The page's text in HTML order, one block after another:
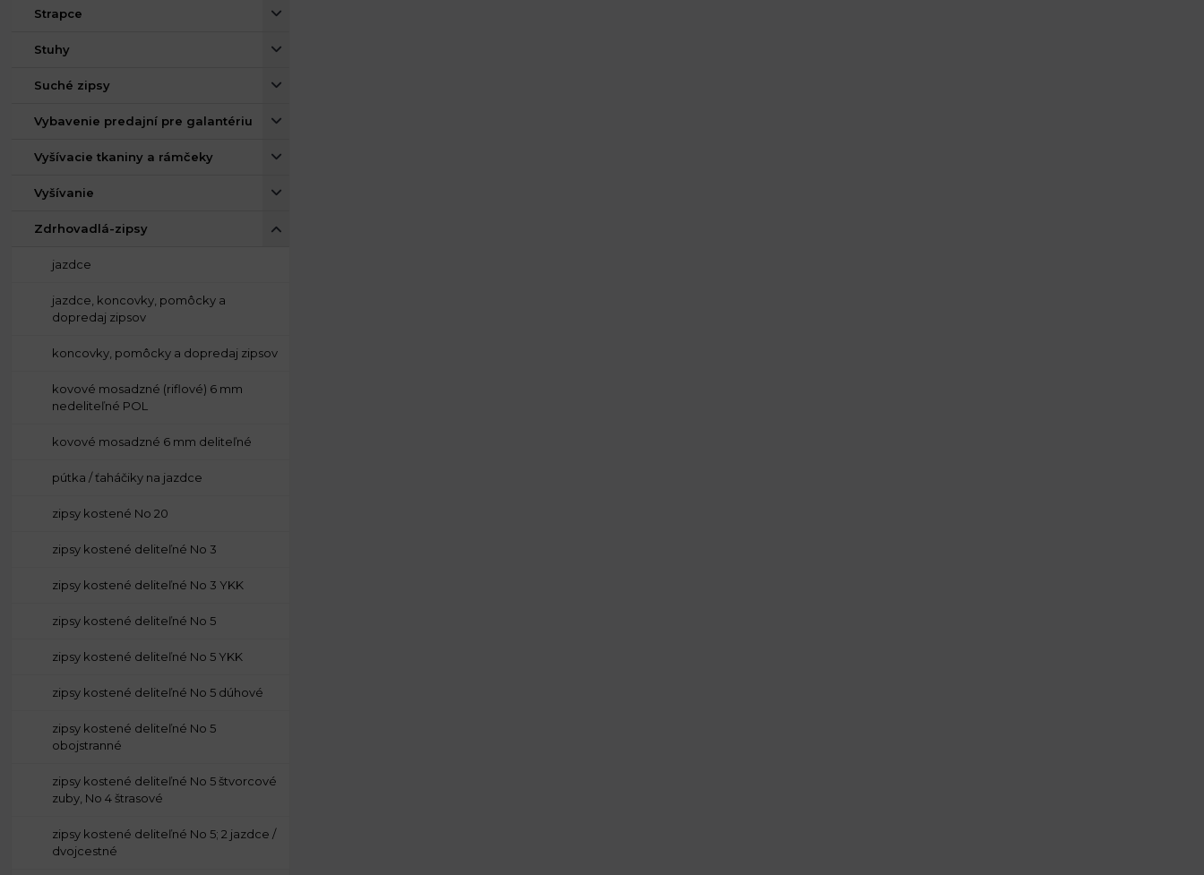
Strapce
Stuhy
Suché zipsy
Vybavenie predajní pre galantériu
Vyšívacie tkaniny a rámčeky
Vyšívanie
Zdrhovadlá-zipsy
jazdce
jazdce, koncovky, pomôcky a
dopredaj zipsov
koncovky, pomôcky a dopredaj zipsov
kovové mosadzné (riflové) 6 mm
nedeliteľné POL
kovové mosadzné 6 mm deliteľné
pútka / ťaháčiky na jazdce
zipsy kostené No 20
zipsy kostené deliteľné No 3
zipsy kostené deliteľné No 3 YKK
zipsy kostené deliteľné No 5
zipsy kostené deliteľné No 5 YKK
zipsy kostené deliteľné No 5 dúhové
zipsy kostené deliteľné No 5
obojstranné
zipsy kostené deliteľné No 5 štvorcové
zuby, No 4 štrasové
zipsy kostené deliteľné No 5; 2 jazdce /
dvojcestné